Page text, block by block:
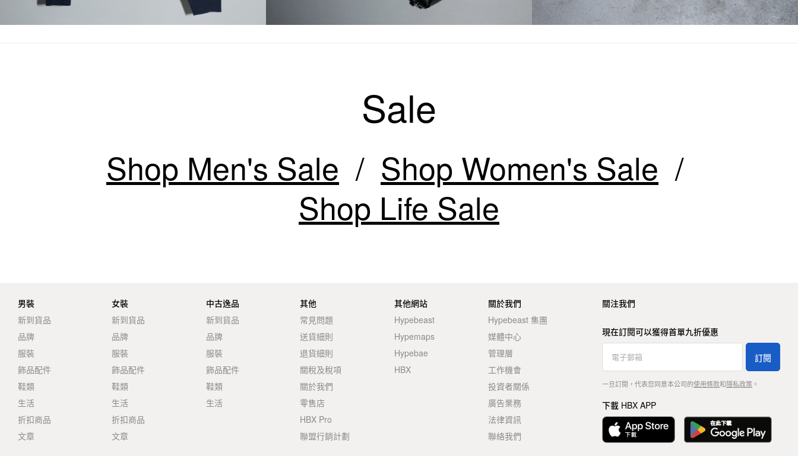
Sale
Shop Men's Sale
Shop Women's Sale
Shop Life Sale
男裝
新到貨品
品牌
服裝
飾品配件
鞋類
生活
折扣商品
文章
女裝
新到貨品
品牌
服裝
飾品配件
鞋類
生活
折扣商品
文章
中古逸品
新到貨品
品牌
服裝
飾品配件
鞋類
生活
其他
常見問題
送貨細則
退貨細則
關稅及稅項
關於我們
零售店
HBX Pro
聯盟行銷計劃
其他網站
Hypebeast
Hypemaps
Hypebae
HBX
關於我們
Hypebeast 集團
媒體中心
管理層
工作機會
投資者關係
廣告業務
法律資訊
聯絡我們
關注我們
現在訂閱可以獲得首單九折優惠
訂閱
一旦訂閱，代表您同意本公司的使用條款和隱私政策。
下載 HBX APP